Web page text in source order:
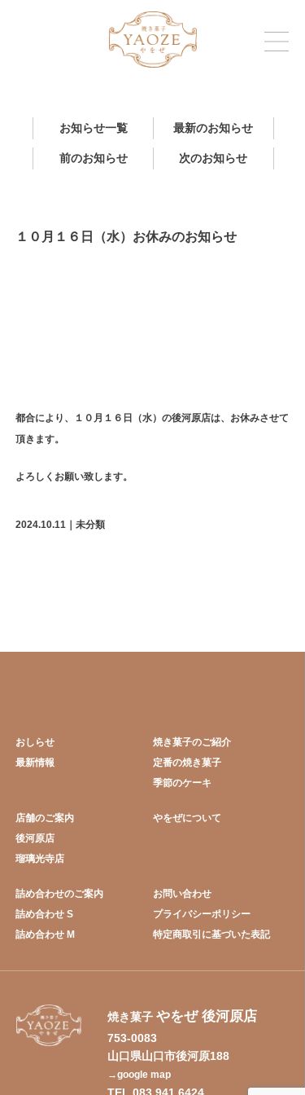
お知らせ一覧 最新のお知らせ
前のお知らせ 次のお知らせ
１０月１６日（水）お休みのお知らせ
都合により、１０月１６日（水）の後河原店は、お休みさせて
頂きます。
よろしくお願い致します。
2024.10.11｜ 未分類
おしらせ
最新情報
焼き菓子のご紹介
定番の焼き菓子
季節のケーキ
店舗のご案内
後河原店
瑠璃光寺店
やをぜについて
詰め合わせのご案内
詰め合わせ S
詰め合わせ M
お問い合わせ
プライバシーポリシー
特定商取引に基づいた表記
焼き菓子 やをぜ 後河原店
753-0083
山口県山口市後河原188
→google map